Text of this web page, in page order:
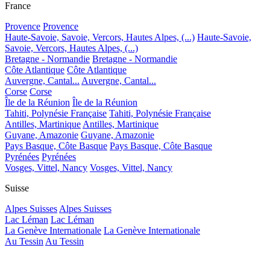
France
Provence Provence
Haute-Savoie, Savoie, Vercors, Hautes Alpes, (...) Haute-Savoie,
Savoie, Vercors, Hautes Alpes, (...)
Bretagne - Normandie Bretagne - Normandie
Côte Atlantique Côte Atlantique
Auvergne, Cantal... Auvergne, Cantal...
Corse Corse
Île de la Réunion Île de la Réunion
Tahiti, Polynésie Française Tahiti, Polynésie Française
Antilles, MartiniqueAntilles, Martinique
Guyane, Amazonie Guyane, Amazonie
Pays Basque, Côte Basque Pays Basque, Côte Basque
Pyrénées Pyrénées
Vosges, Vittel, Nancy Vosges, Vittel, Nancy
Suisse
Alpes SuissesAlpes Suisses
Lac Léman Lac Léman
La Genève Internationale La Genève Internationale
Au TessinAu Tessin